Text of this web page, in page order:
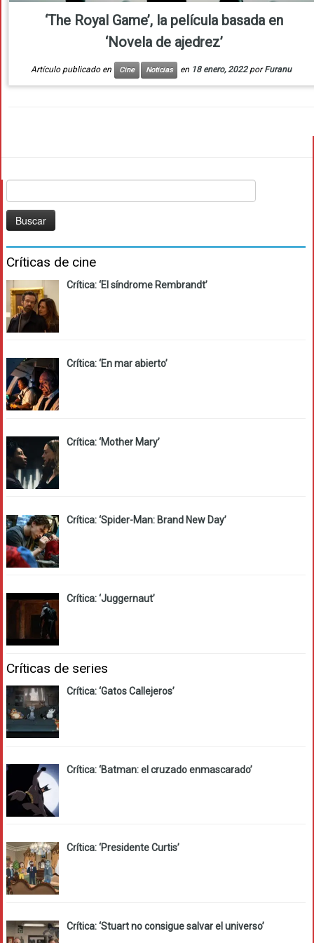
‘The Royal Game’, la película basada en
‘Novela de ajedrez’
Artículo publicado en Cine Noticias en 18 enero, 2022 porFuranu
Críticas de cine
Crítica: ‘El síndrome Rembrandt’
Crítica: ‘En mar abierto’
Crítica: ‘Mother Mary’
Crítica: ‘Spider-Man: Brand New Day’
Crítica: ‘Juggernaut’
Críticas de series
Crítica: ‘Gatos Callejeros’
Crítica: ‘Batman: el cruzado enmascarado’
Crítica: ‘Presidente Curtis’
Crítica: ‘Stuart no consigue salvar el universo’